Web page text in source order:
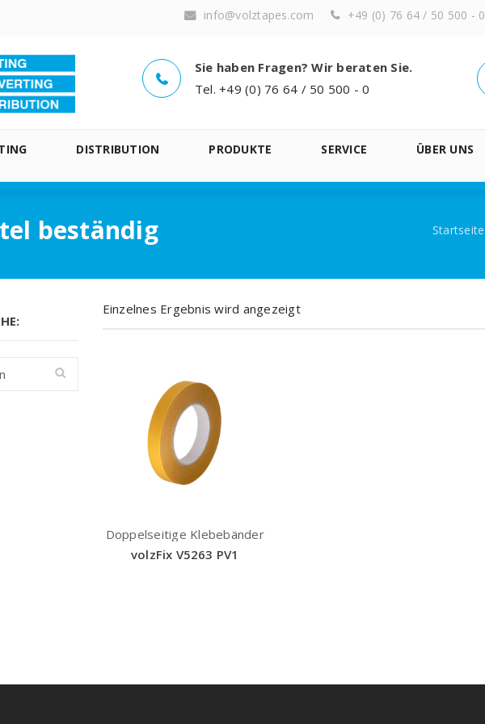
info@volztapes.com +49 (0) 76 64 / 50 500 - 0
Sie haben Fragen? Wir beraten Sie.
Tel. +49 (0) 76 64 / 50 500 - 0
DISTRIBUTION PRODUKTE SERVICE ÜBER UNS
beständig Startseite
Einzelnes Ergebnis wird angezeigt
Doppelseitige Klebebänder
volzFix V5263 PV1